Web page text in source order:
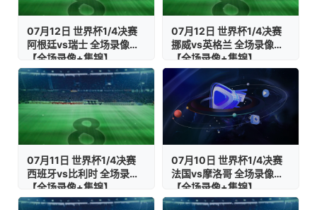
07月12日 世界杯1/4决赛
阿根廷vs瑞士 全场录像
【全场录像+集锦】
07月12日 世界杯1/4决赛
挪威vs英格兰 全场录像
【全场录像+集锦】
07月11日 世界杯1/4决赛
西班牙vs比利时 全场录像
【全场录像+集锦】
07月10日 世界杯1/4决赛
法国vs摩洛哥 全场录像
【全场录像+集锦】